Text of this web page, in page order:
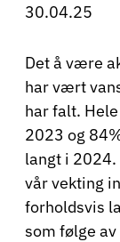
30.04.25
Det å være
har vært
har falt.
2023 og
langt i 2024.
vår vekting
forholdsvis
som følge